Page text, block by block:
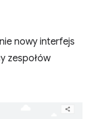
nowy interfejs
zespołów